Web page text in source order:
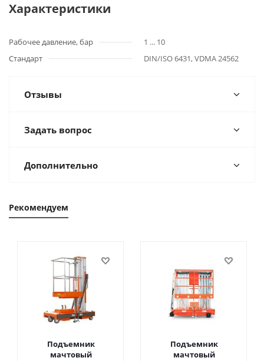
Характеристики
Рабочее давление, бар
1 ... 10
Стандарт
DIN/ISO 6431, VDMA 24562
Отзывы
Задать вопрос
Дополнительно
Рекомендуем
Подъемник
мачтовый
Подъемник
мачтовый